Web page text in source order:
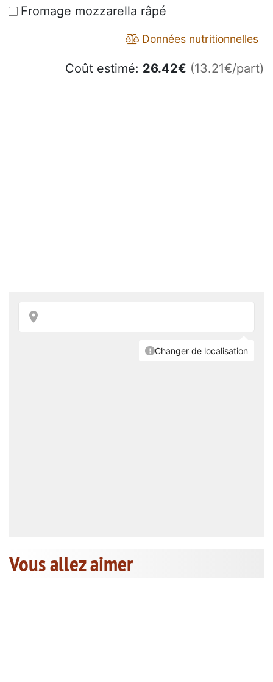
Fromage mozzarella râpé
Données nutritionnelles
Coût estimé: 26.42€ (13.21€/part)
Vous allez aimer